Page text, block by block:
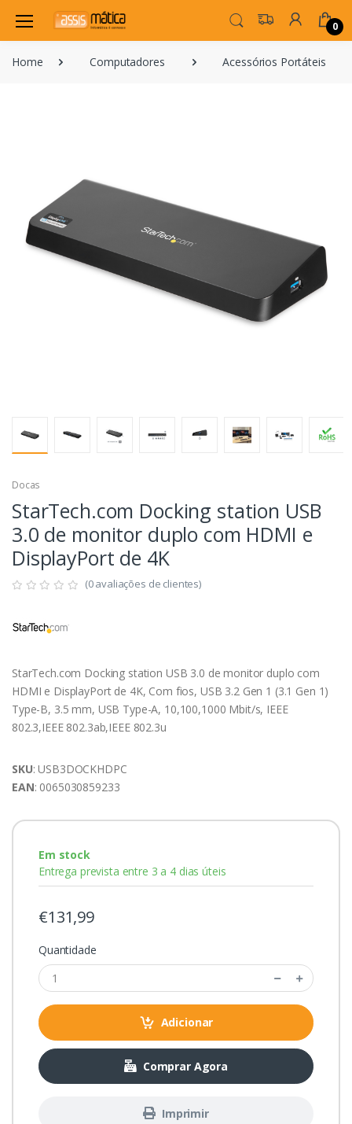
0
Home Computadores Acessórios Portáteis
Docas
StarTech.com Docking station USB
3.0 de monitor duplo com HDMI e
DisplayPort de 4K
(0 avaliações de clientes)
StarTech.com Docking station USB 3.0 de monitor duplo com
HDMI e DisplayPort de 4K, Com fios, USB 3.2 Gen 1 (3.1 Gen 1)
Type-B, 3.5 mm, USB Type-A, 10,100,1000 Mbit/s, IEEE
802.3,IEEE 802.3ab,IEEE 802.3u
SKU: USB3DOCKHDPC
EAN: 0065030859233
Em stock
Entrega prevista entre 3 a 4 dias úteis
€131,99
Quantidade
Adicionar
Comprar Agora
Imprimir